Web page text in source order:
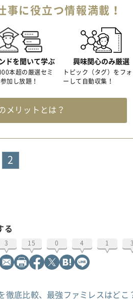
事に役立つ情報満載！
ドを聞いて学ぶ
本超の厳選セミ
加し放題！
興味関心のみ厳選
トピック（タグ）をフ
ーして自動収集！
メリットとは？
2
る
3 15 0 4 1 3
徹底比較、最強ファミレスはどこ